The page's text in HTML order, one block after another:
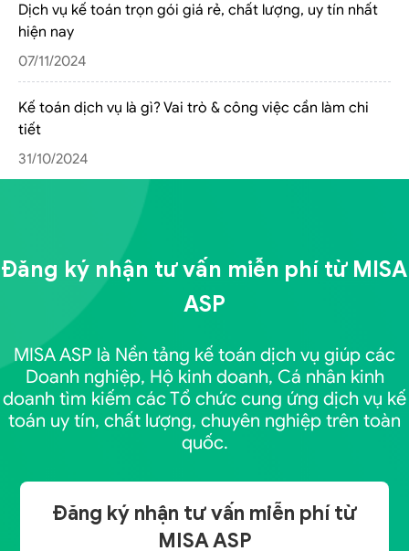
Dịch vụ kế toán trọn gói giá rẻ, chất lượng, uy tín nhất
hiện nay
07/11/2024
Kế toán dịch vụ là gì? Vai trò & công việc cần làm chi
tiết
31/10/2024
Đăng ký nhận tư vấn miễn phí từ MISA
ASP
MISA ASP là Nền tảng kế toán dịch vụ giúp các
Doanh nghiệp, Hộ kinh doanh, Cá nhân kinh
doanh tìm kiếm các Tổ chức cung ứng dịch vụ kế
toán uy tín, chất lượng, chuyên nghiệp trên toàn
quốc.
Đăng ký nhận tư vấn miễn phí từ
MISA ASP